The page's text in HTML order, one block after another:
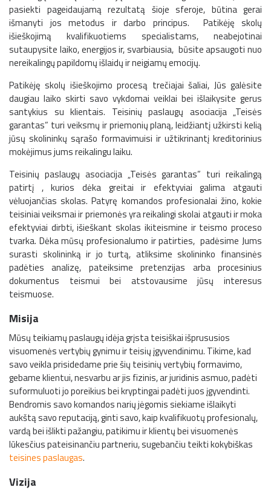
pasiekti pageidaujamą rezultatą šioje sferoje, būtina gerai
išmanyti jos metodus ir darbo principus. Patikėję skolų
išieškojimą kvalifikuotiems specialistams, neabejotinai
sutaupysite laiko, energijos ir, svarbiausia, būsite apsaugoti nuo
nereikalingų papildomų išlaidų ir neigiamų emocijų.
Patikėję skolų išieškojimo procesą trečiajai šaliai, Jūs galėsite
daugiau laiko skirti savo vykdomai veiklai bei išlaikysite gerus
santykius su klientais. Teisinių paslaugų asociacija „Teisės
garantas” turi veiksmų ir priemonių planą, leidžiantį užkirsti kelią
jūsų skolininkų sąrašo formavimuisi ir užtikrinantį kreditorinius
mokėjimus jums reikalingu laiku.
Teisinių paslaugų asociacija „Teisės garantas” turi reikalingą
patirtį , kurios dėka greitai ir efektyviai galima atgauti
vėluojančias skolas. Patyrę komandos profesionalai žino, kokie
teisiniai veiksmai ir priemonės yra reikalingi skolai atgauti ir moka
efektyviai dirbti, išieškant skolas ikiteismine ir teismo proceso
tvarka. Dėka mūsų profesionalumo ir patirties, padėsime Jums
surasti skolininką ir jo turtą, atliksime skolininko finansinės
padėties analizę, pateiksime pretenzijas arba procesinius
dokumentus teismui bei atstovausime jūsų interesus
teismuose.
Misija
Mūsų teikiamų paslaugų idėja grįsta teisiškai išprususios
visuomenės vertybių gynimu ir teisių įgyvendinimu. Tikime, kad
savo veikla prisidedame prie šių teisinių vertybių formavimo,
gebame klientui, nesvarbu ar jis fizinis, ar juridinis asmuo, padėti
suformuluoti jo poreikius bei kryptingai padėti juos įgyvendinti.
Bendromis savo komandos narių jėgomis siekiame išlaikyti
aukštą savo reputaciją, ginti savo, kaip kvalifikuotų profesionalų,
vardą bei išlikti pažangiu, patikimu ir klientų bei visuomenės
lūkesčius pateisinančiu partneriu, sugebančiu teikti kokybiškas
teisines paslaugas.
Vizija